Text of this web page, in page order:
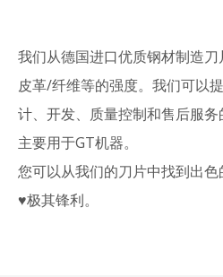
我们从德国进口优质钢材制造
皮革/纤维等的强度。我们可以
计、开发、质量控制和售后服
主要用于GT机器。
您可以从我们的刀片中找到出色
♥极其锋利。